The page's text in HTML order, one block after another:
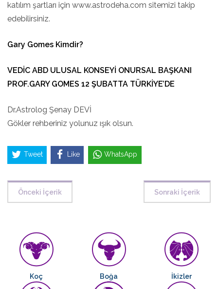
katılım şartları için www.astrodeha.com sitemizi takip
edebilirsiniz.
Gary Gomes Kimdir?
VEDİC ABD ULUSAL KONSEYİ ONURSAL BAŞKANI
PROF.GARY GOMES 12 ŞUBATTA TÜRKİYE’DE
Dr.Astrolog Şenay DEVİ
Gökler rehberiniz yolunuz ışık olsun.
Tweet Like WhatsApp
Önceki İçerik Sonraki İçerik
Koç Boğa İkizler